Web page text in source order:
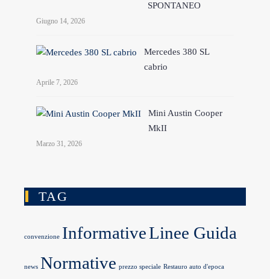
SPONTANEO
Giugno 14, 2026
Mercedes 380 SL
cabrio
Aprile 7, 2026
Mini Austin Cooper
MkII
Marzo 31, 2026
TAG
convenzione InformativeLinee Guida
news Normative prezzo speciale Restauro auto d'epoca